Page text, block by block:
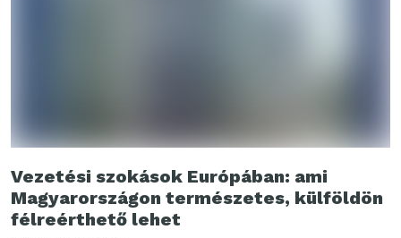
Vezetési szokások Európában: ami
Magyarországon természetes, külföldön
félreérthető lehet